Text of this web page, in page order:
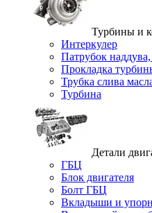
Турбины и
Интеркулер
Патрубок
Прокладка
Трубка слива
Турбина
Детали
ГБЦ
Блок двигателя
Болт ГБЦ
Вкладыши и